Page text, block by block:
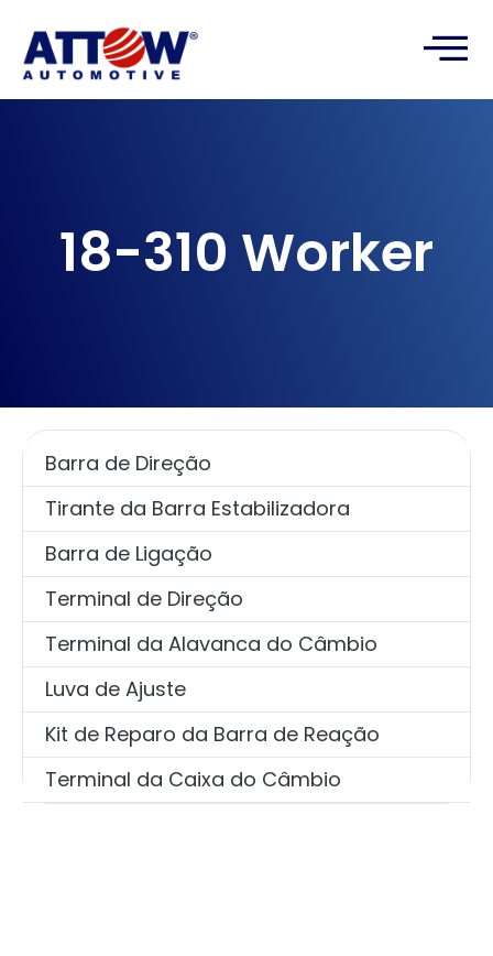
18-310 Worker
Barra de Direção
Tirante da Barra Estabilizadora
Barra de Ligação
Terminal de Direção
Terminal da Alavanca do Câmbio
Luva de Ajuste
Kit de Reparo da Barra de Reação
Terminal da Caixa do Câmbio